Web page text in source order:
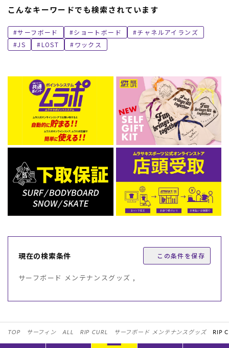
ムラサキスポーツ 公式アプリ
ポイント・クーポンもこのアプリで！
こんなキーワードでも検索されています
サーフボード ショートボード
チャネルアイランズ
JS
LOST ワックス
現在の検索条件 この条件を保存
サーフボード メンテナンスグッズ ,
TOP サーフィン ALL RIP CURL サーフボード メンテナンスグッズ RIP